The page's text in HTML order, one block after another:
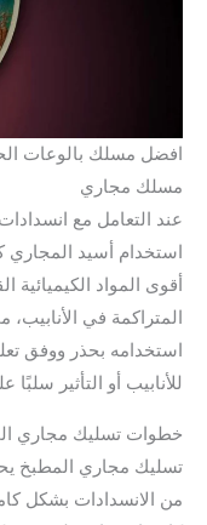
افضل مسلك بالوعات
مسلك مجاري
عند التعامل مع
استخدام أسيد
أقوى المواد الكيميائية
المتراكمة في
استخدامه بحذر ووفق
للأنابيب أو التأثير
خطوات تسليك مجاري
تسليك مجاري المطبخ
من الانسدادات بشكل